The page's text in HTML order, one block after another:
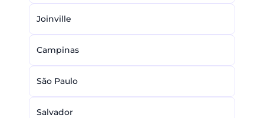
Joinville
Campinas
São Paulo
Salvador